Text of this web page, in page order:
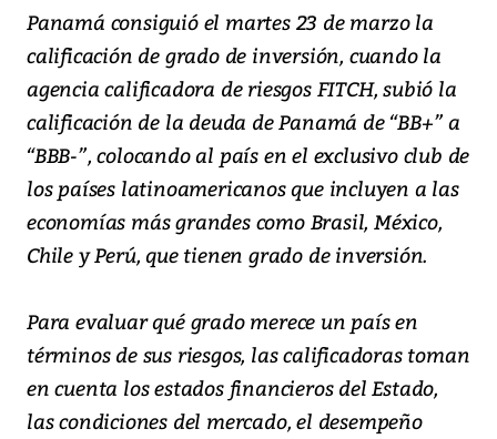
Panamá consiguió el martes 23 de marzo la
calificación de grado de inversión, cuando la
agencia calificadora de riesgos FITCH, subió la
calificación de la deuda de Panamá de “BB+” a
“BBB-”, colocando al país en el exclusivo club de
los países latinoamericanos que incluyen a las
economías más grandes como Brasil, México,
Chile y Perú, que tienen grado de inversión.
Para evaluar qué grado merece un país en
términos de sus riesgos, las calificadoras toman
en cuenta los estados financieros del Estado,
las condiciones del mercado, el desempeño